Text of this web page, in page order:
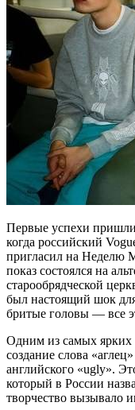
Первые успехи
когда российский
пригласил на
показ состоялся на
старообрядческой
был настоящий шок
бритые головы — все
Одним из самых ярких
создание слова
английского «ugly».
который в России
творчество вызывало